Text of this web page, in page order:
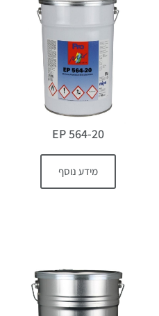
EP 564-20
מידע נוסף